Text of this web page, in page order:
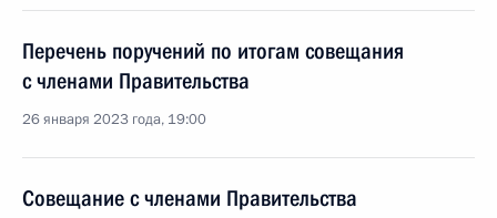
Перечень поручений по итогам совещания
с членами Правительства
26 января 2023 года, 19:00
Совещание с членами Правительства